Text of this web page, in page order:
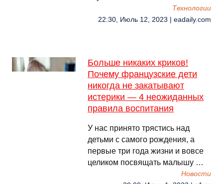
Технологии
22:30, Июль 12, 2023 | eadaily.com
Больше никаких криков!
Почему французские дети
никогда не закатывают
истерики — 4 неожиданных
правила воспитания
У нас принято трястись над
детьми с самого рождения, а
первые три года жизни и вовсе
целиком посвящать малышу …
Новости